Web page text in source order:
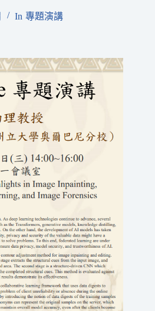
In 專題演講